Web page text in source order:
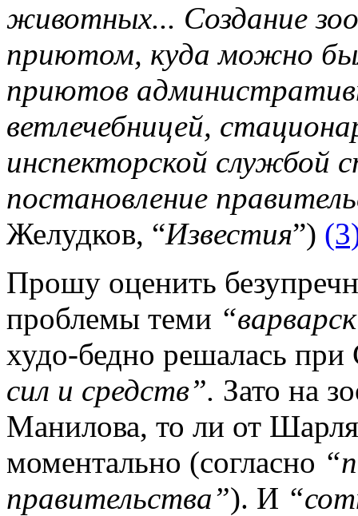
животных... Создание
приютом, куда можно
приютов
ветлечебницей,
инспекторской службой
постановление
Желудков, “Известия”)
Прошу оценить
проблемы теми
худо-бедно решалась при
сил и средств”. Зато на
Манилова, то ли от
моментально (согласно
правительства”). И